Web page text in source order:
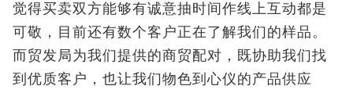
觉得买卖双方能够有诚意抽时间作线上互动都是
可敬，目前还有数个客户正在了解我们的样品。
而贸发局为我们提供的商贸配对，既协助我们找
到优质客户，也让我们物色到心仪的产品供应